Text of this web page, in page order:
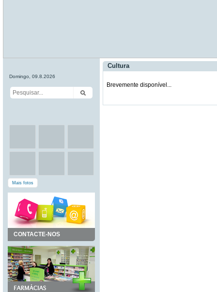
Domingo, 09.8.2026
Mais fotos
CONTACTE-NOS
Cultura
Brevemente disponível...